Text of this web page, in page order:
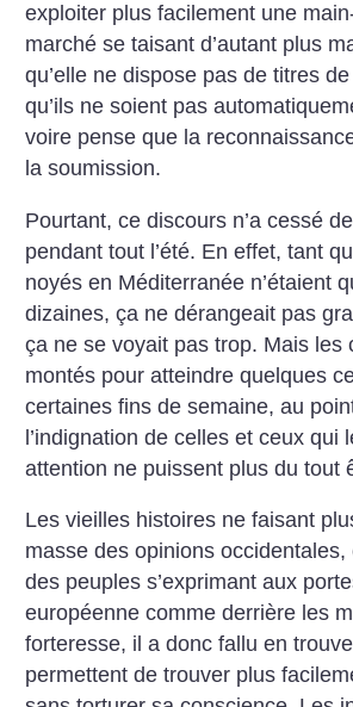
exploiter plus facilement une
marché se taisant d’autant plus
qu’elle ne dispose pas de titres
qu’ils ne soient pas
voire pense que la
la soumission.
Pourtant, ce discours n’a cessé
pendant tout l’été. En effet, tant
noyés en Méditerranée n’étaient
dizaines, ça ne dérangeait pas
ça ne se voyait pas trop. Mais les
montés pour atteindre quelques
certaines fins de semaine, au
l’indignation de celles et ceux qui
attention ne puissent plus du tout
Les vieilles histoires ne faisant
masse des opinions
des peuples s’exprimant aux
européenne comme derrière les
forteresse, il a donc fallu en
permettent de trouver plus